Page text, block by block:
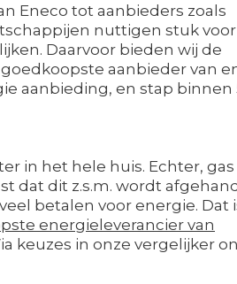
Eneco tot aanbieders zoals
nuttigen stuk
Daarvoor bieden wij de
aanbieder van
aanbieding, en stap binnen
in het hele huis. Echter, gas
dat dit z.s.m. wordt
betalen voor energie. Dat
energieleverancier van
keuzes in onze vergelijker